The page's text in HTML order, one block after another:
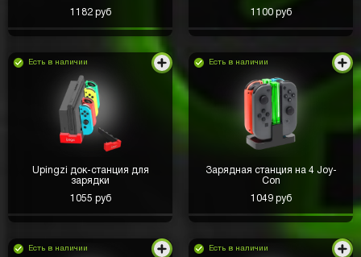
1182 руб
1100 руб
Есть в наличии
Upingzi док-станция для
зарядки
1055 руб
Есть в наличии
Зарядная станция на 4 Joy-
Con
1049 руб
Есть в наличии Есть в наличии